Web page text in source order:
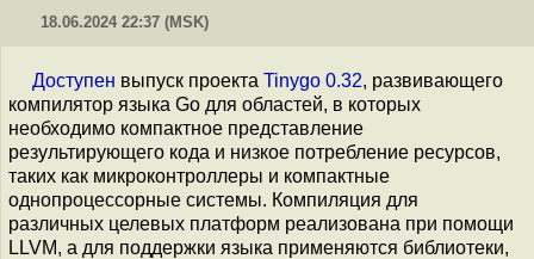
18.06.2024 22:37 (MSK)
Доступен выпуск проекта Tinygo 0.32, развивающего
компилятор языка Go для областей, в которых
необходимо компактное представление
результирующего кода и низкое потребление ресурсов,
таких как микроконтроллеры и компактные
однопроцессорные системы. Компиляция для
различных целевых платформ реализована при помощи
LLVM, а для поддержки языка применяются библиотеки,